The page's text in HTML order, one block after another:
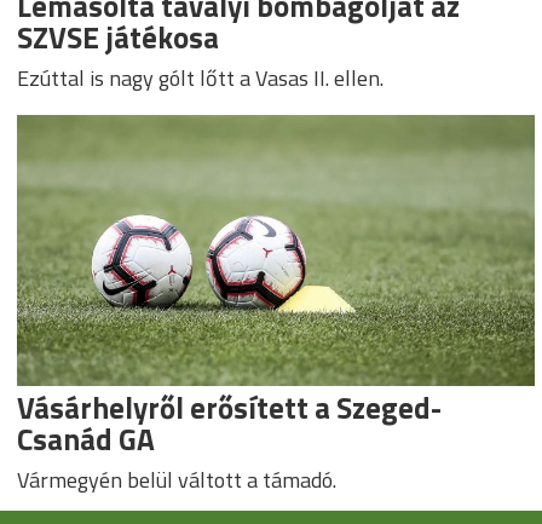
SZVSE játékosa
Ezúttal is nagy gólt lőtt a Vasas II. ellen.
Vásárhelyről erősített a Szeged-
Csanád GA
Vármegyén belül váltott a támadó.